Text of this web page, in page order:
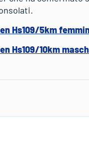
Hs109/5km
Hs109/10km